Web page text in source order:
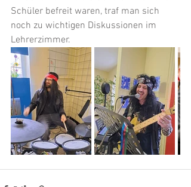
Schüler befreit waren, traf man sich
noch zu wichtigen Diskussionen im
Lehrerzimmer.